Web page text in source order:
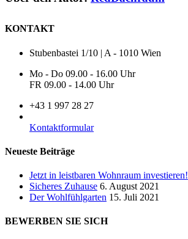
KONTAKT
Stubenbastei 1/10 | A - 1010 Wien
Mo - Do 09.00 - 16.00 Uhr
FR 09.00 - 14.00 Uhr
+43 1 997 28 27
Kontaktformular
Neueste Beiträge
Jetzt in leistbaren Wohnraum investieren!
Sicheres Zuhause 6. August 2021
Der Wohlfühlgarten 15. Juli 2021
BEWERBEN SIE SICH